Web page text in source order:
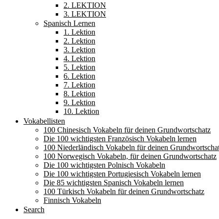
2. LEKTION
3. LEKTION
Spanisch Lernen
1. Lektion
2. Lektion
3. Lektion
4. Lektion
5. Lektion
6. Lektion
7. Lektion
8. Lektion
9. Lektion
10. Lektion
Vokabellisten
100 Chinesisch Vokabeln für deinen Grundwortschatz
Die 100 wichtigsten Französisch Vokabeln lernen
100 Niederländisch Vokabeln für deinen
100 Norwegisch Vokabeln, für deinen Grundwortschatz
Die 100 wichtigsten Polnisch Vokabeln
Die 100 wichtigsten Portugiesisch Vokabeln lernen
Die 85 wichtigsten Spanisch Vokabeln lernen
100 Türkisch Vokabeln für deinen Grundwortschatz
Finnisch Vokabeln
Search